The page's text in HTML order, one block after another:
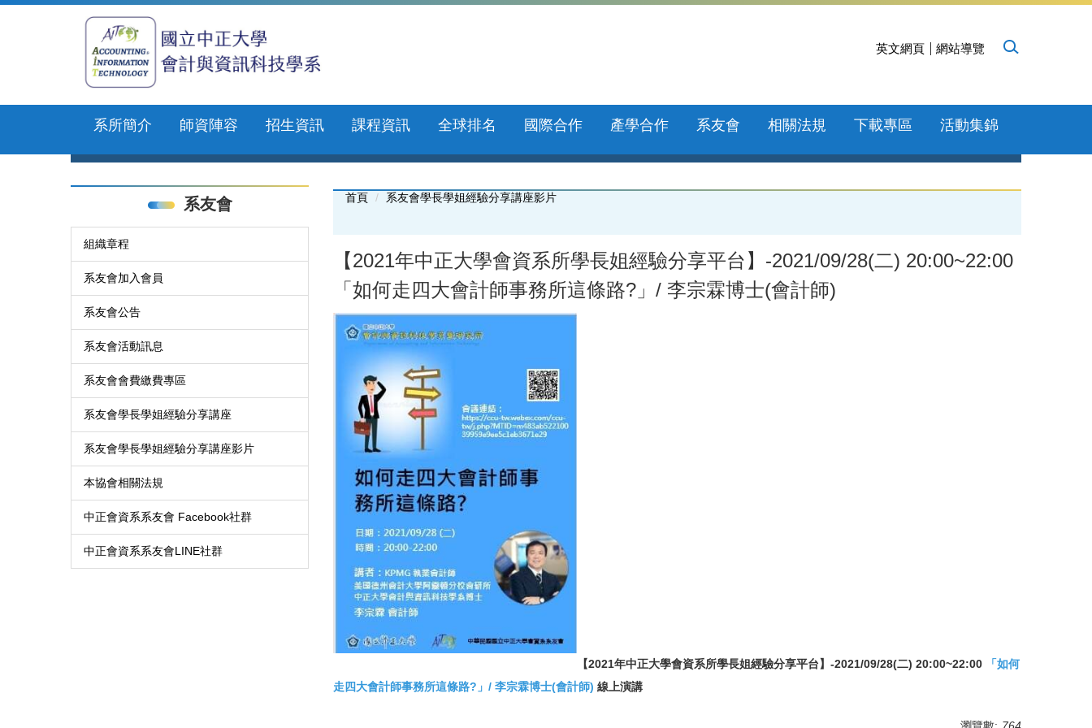
英文網頁 網站導覽
系所簡介 師資陣容 招生資訊 課程資訊 全球排名 國際合作 產學合作 系友會 相關法規 下載專區 活動集錦
系友會
組織章程
系友會加入會員
系友會公告
系友會活動訊息
系友會會費繳費專區
系友會學長學姐經驗分享講座
系友會學長學姐經驗分享講座影片
本協會相關法規
中正會資系系友會 Facebook社群
中正會資系系友會LINE社群
首頁 系友會學長學姐經驗分享講座影片
【2021年中正大學會資系所學長姐經驗分享平台】-2021/09/28(二) 20:00~22:00
「如何走四大會計師事務所這條路?」/ 李宗霖博士(會計師)
【2021年中正大學會資系所學長姐經驗分享平台】-2021/09/28(二) 20:00~22:00 「如何
走四大會計師事務所這條路? 」/ 李宗霖博士(會計師) 線上演講
瀏覽數: 764